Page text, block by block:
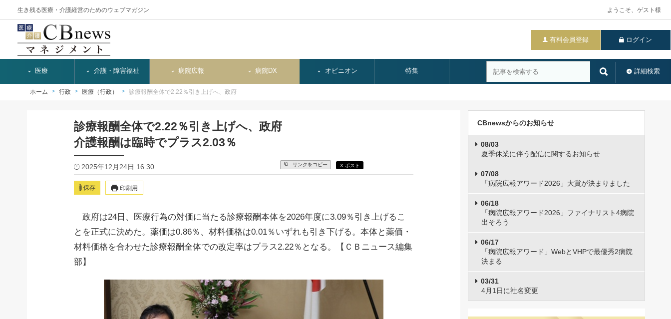
生き残る医療・介護経営のためのウェブマガジン ようこそ、ゲスト様
有料会員登録 ログイン
詳細検索
医療 介護・障害福祉 病院広報 病院DX オピニオン 特集
ホーム 行政 医療（行政） 診療報酬全体で2.22％引き上げへ、政府
診療報酬全体で2.22％引き上げへ、政府
介護報酬は臨時でプラス2.03％
2025年12月24日 16:30 リンクをコピー X ポスト
保存 印刷用
政府は24日、医療行為の対価に当たる診療報酬本体を2026年度に3.09％引き上げるこ
とを正式に決めた。薬価は0.86％、材料価格は0.01％いずれも引き下げる。本体と薬価・
材料価格を合わせた診療報酬全体での改定率はプラス2.22％となる。【ＣＢニュース編集
部】
CBnewsからのお知らせ
08/03
夏季休業に伴う配信に関するお知らせ
07/08
「病院広報アワード2026」大賞が決まりました
06/18
「病院広報アワード2026」ファイナリスト4病院
出そろう
06/17
「病院広報アワード」WebとVHPで最優秀2病院
決まる
03/31
4月1日に社名変更